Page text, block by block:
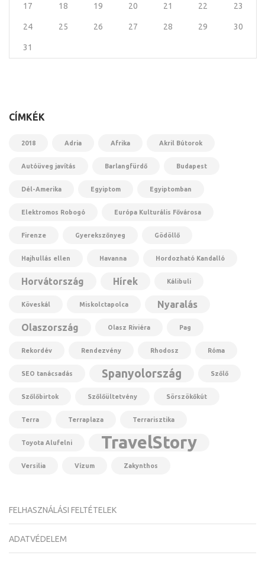
17 18 19 20 21 22 23
24 25 26 27 28 29 30
31
CÍMKÉK
2018 Adria Afrika Akril Bútorok
Autóüveg javítás Barlangfürdő Budapest
Dél-Amerika Egyiptom Egyiptomban
Elektromos Robogó Európa Kulturális Fővárosa
Firenze Gyerekszőnyeg Gödöllő
Hajhullás ellen Havanna Hordozható Kandalló
Horvátország Hírek Kálibuli
Köveskál Miskolctapolca Nyaralás
Olaszország Olasz Riviéra Pag
Rekordév Rendezvény Rhodosz Róma
SEO tanácsadás Spanyolország Szőlő
Szőlőbirtok Szőlőültetvény Sörszökőkút
Terra Terraplaza Terrarisztika
Toyota Alufelni TravelStory
Versilia Vízum Zakynthos
FELHASZNÁLÁSI FELTÉTELEK
ADATVÉDELEM